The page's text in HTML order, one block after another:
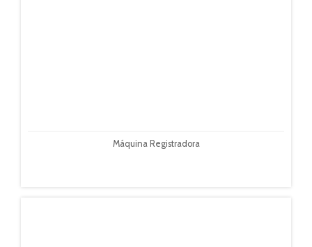
Máquina Registradora